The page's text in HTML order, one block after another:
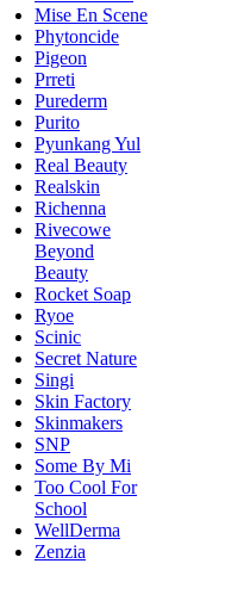
Mise En Scene
Phytoncide
Pigeon
Prreti
Purederm
Purito
Pyunkang Yul
Real Beauty
Realskin
Richenna
Rivecowe
Beyond
Beauty
Rocket Soap
Ryoe
Scinic
Secret Nature
Singi
Skin Factory
Skinmakers
SNP
Some By Mi
Too Cool For
School
WellDerma
Zenzia